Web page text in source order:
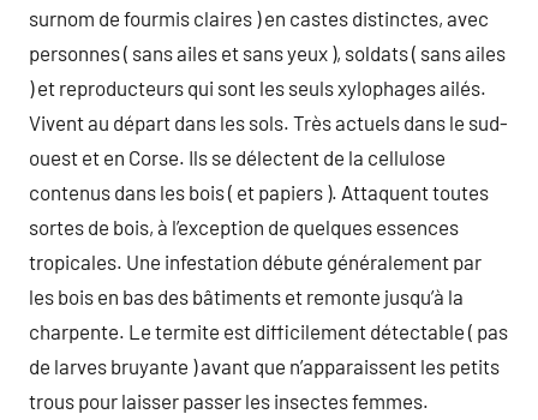
surnom de fourmis claires ) en castes distinctes, avec
personnes ( sans ailes et sans yeux ), soldats ( sans ailes
) et reproducteurs qui sont les seuls xylophages ailés.
Vivent au départ dans les sols. Très actuels dans le sud-
ouest et en Corse. Ils se délectent de la cellulose
contenus dans les bois ( et papiers ). Attaquent toutes
sortes de bois, à l’exception de quelques essences
tropicales. Une infestation débute généralement par
les bois en bas des bâtiments et remonte jusqu’à la
charpente. Le termite est difficilement détectable ( pas
de larves bruyante ) avant que n’apparaissent les petits
trous pour laisser passer les insectes femmes.